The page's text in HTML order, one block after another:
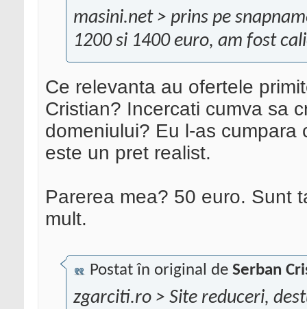
masini.net > prins pe
1200 si 1400 euro, am fost
Ce relevanta au ofertele
Cristian? Incercati cumva sa
domeniului? Eu l-as
este un pret realist.
Parerea mea? 50 euro. Sunt
mult.
Postat în original de Serban
zgarciti.ro > Site reduceri,